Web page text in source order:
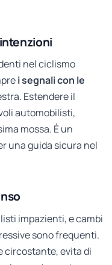
nel ciclismo
i segnali con le
Estendere il
automobilisti,
mossa. È un
una guida sicura nel
impazienti, e cambi
sono frequenti.
circostante, evita di